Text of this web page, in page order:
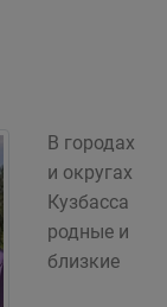
В городах
и округах
Кузбасса
родные и
близкие